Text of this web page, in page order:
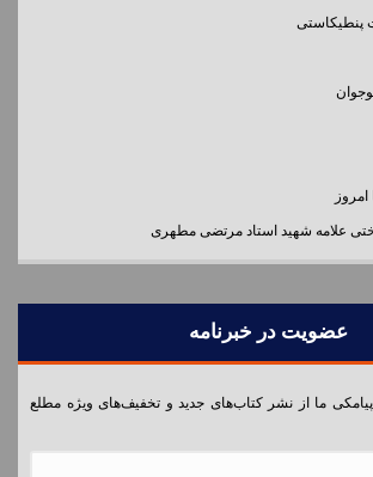
پنطیکاستی
علامه شهید استاد مرتضی مطهری
عضویت در خبرنامه
ما از نشر کتاب‌های جدید و تخفیف‌های ویژه مطلع